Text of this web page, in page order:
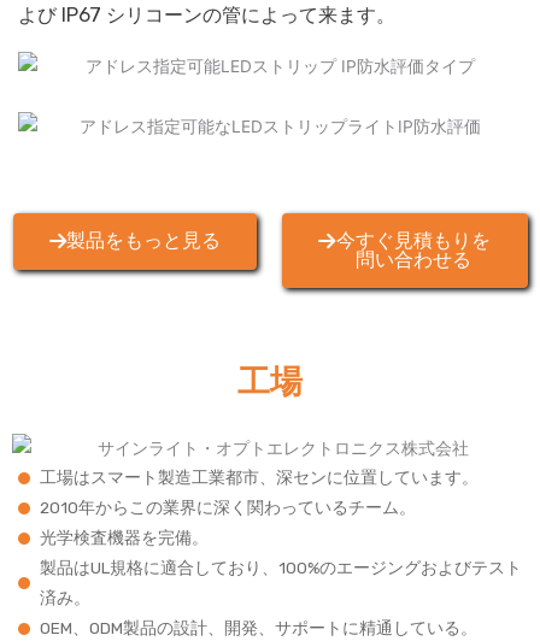
よび IP67 シリコーンの管によって来ます。
製品をもっと見る
今すぐ見積もりを
問い合わせる
工場
工場はスマート製造工業都市、深センに位置しています。
2010年からこの業界に深く関わっているチーム。
光学検査機器を完備。
製品はUL規格に適合しており、100%のエージングおよびテスト
済み。
OEM、ODM製品の設計、開発、サポートに精通している。